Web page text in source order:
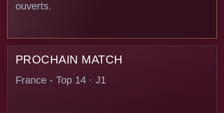
ouverts.
PROCHAIN MATCH
France - Top 14 · J1